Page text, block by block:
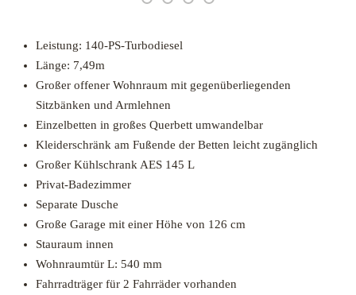
Leistung: 140-PS-Turbodiesel
Länge: 7,49m
Großer offener Wohnraum mit gegenüberliegenden
Sitzbänken und Armlehnen
Einzelbetten in großes Querbett umwandelbar
Kleiderschränk am Fußende der Betten leicht zugänglich
Großer Kühlschrank AES 145 L
Privat-Badezimmer
Separate Dusche
Große Garage mit einer Höhe von 126 cm
Stauraum innen
Wohnraumtür L: 540 mm
Fahrradträger für 2 Fahrräder vorhanden